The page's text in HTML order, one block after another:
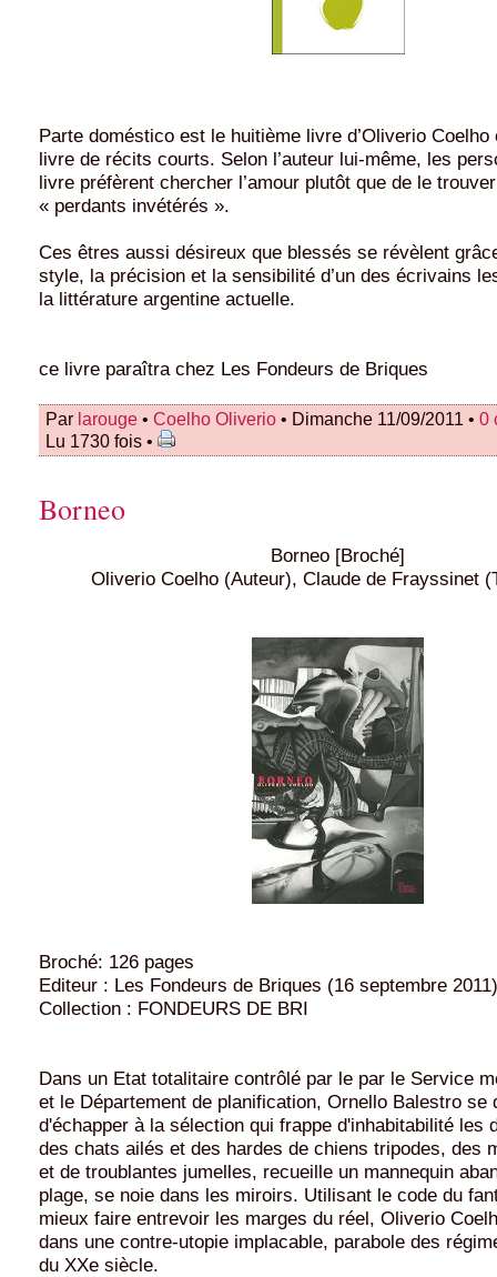
Parte doméstico est le huitième livre d’Oliverio
livre de récits courts. Selon l’auteur lui-même, les
livre préfèrent chercher l’amour plutôt que de le
« perdants invétérés ».
Ces êtres aussi désireux que blessés se révèlent
style, la précision et la sensibilité d’un des écrivains
la littérature argentine actuelle.
ce livre paraîtra chez Les Fondeurs de Briques
Par larouge • Coelho Oliverio • Dimanche 11/09/2011 • 0
Lu 1730 fois •
Borneo
Borneo [Broché]
Oliverio Coelho (Auteur), Claude de Frayssinet
Broché: 126 pages
Editeur : Les Fondeurs de Briques (16 septembre 2011)
Collection : FONDEURS DE BRI
Dans un Etat totalitaire contrôlé par le par le Service
et le Département de planification, Ornello Balestro se
d'échapper à la sélection qui frappe d'inhabitabilité les
des chats ailés et des hardes de chiens tripodes, des
et de troublantes jumelles, recueille un mannequin
plage, se noie dans les miroirs. Utilisant le code du
mieux faire entrevoir les marges du réel, Oliverio
dans une contre-utopie implacable, parabole des
du XXe siècle.